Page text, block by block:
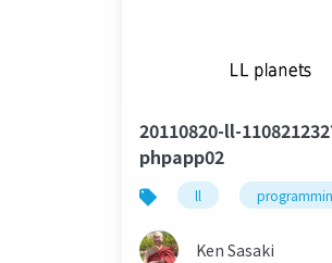
20110820-ll-
phpapp02
ll
Ken Sasaki